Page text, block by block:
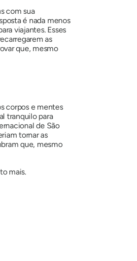
com sua
é nada menos
viajantes. Esses
as
que, mesmo
corpos e mentes
tranquilo para
de São
tornar as
que, mesmo
mais.